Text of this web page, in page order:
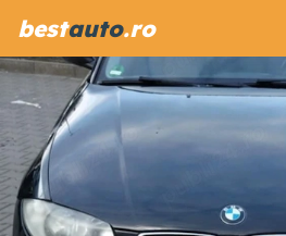
bestauto.ro